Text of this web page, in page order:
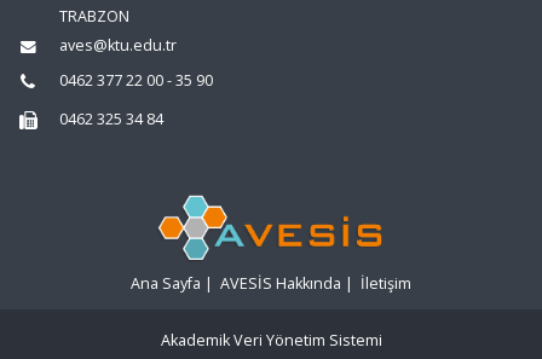
TRABZON
aves@ktu.edu.tr
0462 377 22 00 - 35 90
0462 325 34 84
Ana Sayfa | AVESİS Hakkında | İletişim
Akademik Veri Yönetim Sistemi